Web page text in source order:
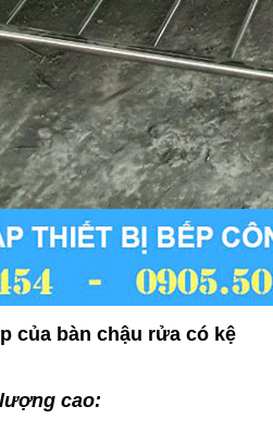
của bàn chậu rửa có kệ
cao: